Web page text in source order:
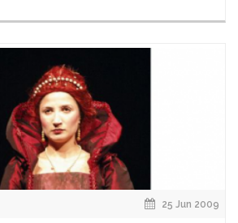
25 Jun 2009